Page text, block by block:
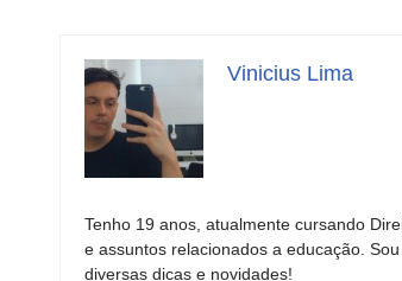
Vinicius Lima
Tenho 19 anos, atualmente cursando
e assuntos relacionados a educação.
diversas dicas e novidades!